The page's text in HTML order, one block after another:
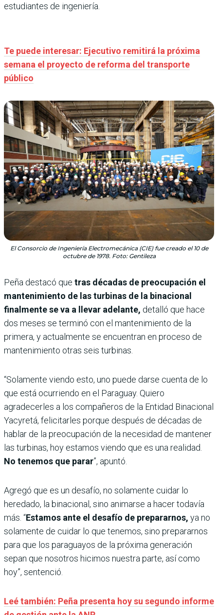
estudiantes de ingeniería.
Te puede interesar: Ejecutivo remitirá la próxima
semana el proyecto de reforma del transporte
público
El Consorcio de Ingeniería Electromecánica (CIE) fue creado el 10 de
octubre de 1978. Foto: Gentileza
Peña destacó que tras décadas de preocupación el
mantenimiento de las turbinas de la binacional
finalmente se va a llevar adelante, detalló que hace
dos meses se terminó con el mantenimiento de la
primera, y actualmente se encuentran en proceso de
mantenimiento otras seis turbinas.
“Solamente viendo esto, uno puede darse cuenta de lo
que está ocurriendo en el Paraguay. Quiero
agradecerles a los compañeros de la Entidad Binacional
Yacyretá, felicitarles porque después de décadas de
hablar de la preocupación de la necesidad de mantener
las turbinas, hoy estamos viendo que es una realidad.
No tenemos que parar”, apuntó.
Agregó que es un desafío, no solamente cuidar lo
heredado, la binacional, sino animarse a hacer todavía
más. “Estamos ante el desafío de prepararnos, ya no
solamente de cuidar lo que tenemos, sino prepararnos
para que los paraguayos de la próxima generación
sepan que nosotros hicimos nuestra parte, así como
hoy”, sentenció.
Leé también: Peña presenta hoy su segundo informe